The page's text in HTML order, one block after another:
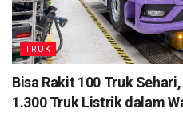
TRUK
Bisa Rakit 100 Truk
1.300 Truk Listrik dalam